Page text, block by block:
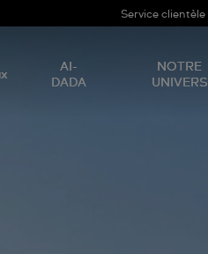
Service clientèle
AI-
DADA
NOTRE
UNIVERS